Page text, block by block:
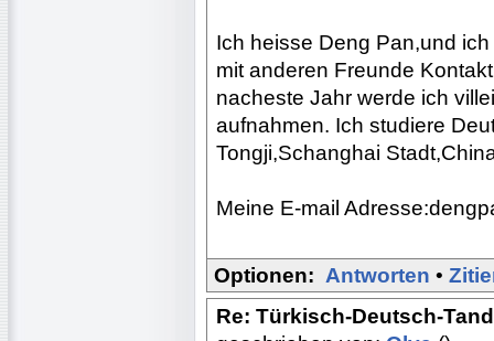
Ich heisse Deng Pan,und
mit anderen Freunde
nacheste Jahr werde ich
aufnahmen. Ich studiere
Tongji,Schanghai
Meine E-mail
Optionen: Antworten •
Re: Türkisch-Deutsch-